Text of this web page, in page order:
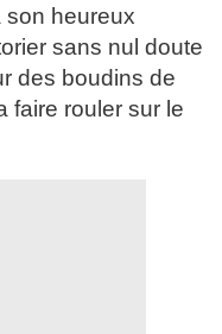
son heureux
sans nul doute
des boudins de
faire rouler sur le